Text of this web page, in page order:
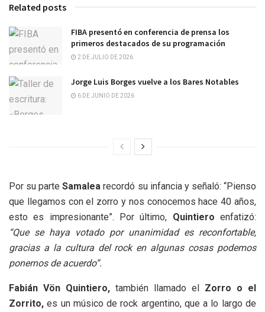
Related posts
FIBA presentó en conferencia de prensa los
primeros destacados de su programación
2 DE JULIO DE 2026
Jorge Luis Borges vuelve a los Bares Notables
6 DE JUNIO DE 2026
Por su parteSamalea recordó su infancia y señaló: “Pienso
que llegamos con el zorro y nos conocemos hace 40 años,
esto es impresionante”. Por último, Quintiero enfatizó:
“Que se haya votado por unanimidad es reconfortable,
gracias a la cultura del rock en algunas cosas podemos
ponernos de acuerdo”.
Fabián Vön Quintiero, también llamado el Zorro o el
Zorrito, es un músico de rock argentino, que a lo largo de